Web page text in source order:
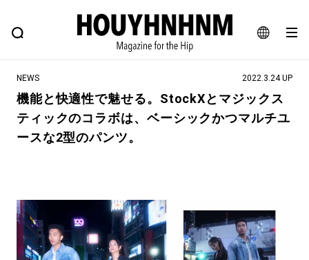
JA
EN
FEATURE BLOG SNAP
ヒップなファッション、カルチャー、ライフスタイルWEBマガジン
#注目のタグ
#NEW VINTAGE #マイナーグッド図鑑
#路地裏てぃーん。 #MONTHLY JOURNAL
#GH 銘品の所以 #フイナムのYouTube
NEWS 2022.3.24 UP
機能と快適性で魅せる。StockXとマジックス
ティックのコラボは、ベーシックかつマルチユ
ースな2型のパンツ。